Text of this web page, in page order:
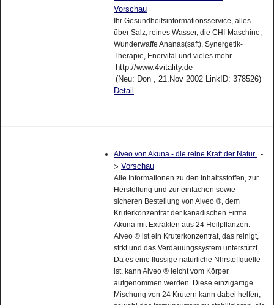
Vorschau
Ihr Gesundheitsinformationsservice, alles
über Salz, reines Wasser, die CHI-Maschine,
Wunderwaffe Ananas(saft), Synergetik-
Therapie, Enervital und vieles mehr
http://www.4vitality.de
(Neu: Don , 21.Nov 2002 LinkID: 378526)
Detail
Alveo von Akuna - die reine Kraft der Natur -
> Vorschau
Alle Informationen zu den Inhaltsstoffen, zur
Herstellung und zur einfachen sowie
sicheren Bestellung von Alveo ®, dem
Kruterkonzentrat der kanadischen Firma
Akuna mit Extrakten aus 24 Heilpflanzen.
Alveo ® ist ein Kruterkonzentrat, das reinigt,
strkt und das Verdauungssystem unterstützt.
Da es eine flüssige natürliche Nhrstoffquelle
ist, kann Alveo ® leicht vom Körper
aufgenommen werden. Diese einzigartige
Mischung von 24 Krutern kann dabei helfen,